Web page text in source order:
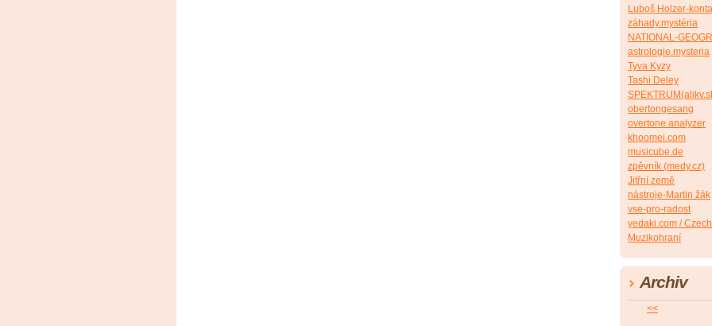
Luboš Holzer-
záhady.mystéria
NATIONAL-
astrologie.mysteria
Tyva Kyzy
Tashi Deley
obertongesang
overtone analyzer
khoomei.com
musicube.de
zpěvník (medy.cz)
Jitřní země
nástroje-Martin žák
vse-pro-radost
yedaki.com /
Muzikohraní
Archiv
<<